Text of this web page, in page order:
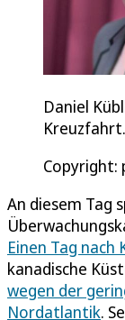
Daniel
Copyright:
An diesem Tag
Einen Tag nach
kanadische
wegen der
Nordatlantik.